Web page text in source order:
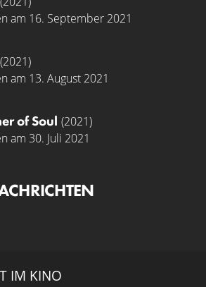
am 16. September 2021
(2021)
am 13. August 2021
of Soul (2021)
am 30. Juli 2021
IM KINO